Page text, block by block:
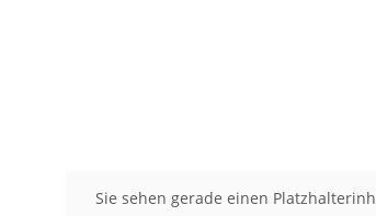
Sie sehen gerade einen